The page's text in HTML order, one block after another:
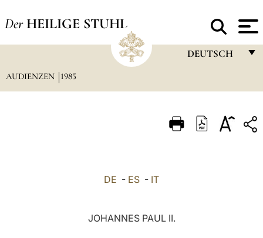
Der HEILIGE STUHL
DEUTSCH
ITALIANO
AUDIENZEN 1985
DE - ES - IT
JOHANNES PAUL II.